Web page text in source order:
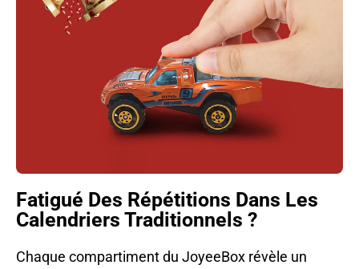
Fatigué Des Répétitions Dans Les
Calendriers Traditionnels ?
Chaque compartiment du JoyeeBox révèle un